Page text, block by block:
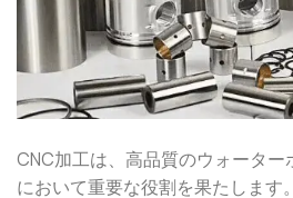
CNC加工は、高品質のウォータ
において重要な役割を果たします